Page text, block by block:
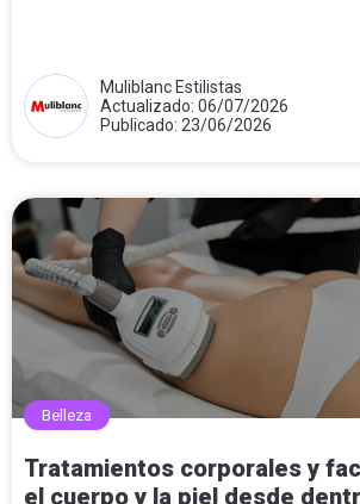
Muliblanc Estilistas
Actualizado: 06/07/2026
Publicado: 23/06/2026
Belleza
Tratamientos corporales y
el cuerpo y la piel desde